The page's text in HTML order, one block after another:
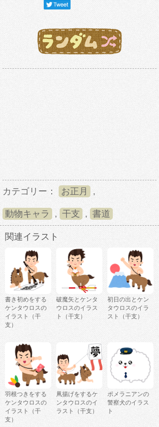
カテゴリー： お正月 ,
動物キャラ , 干支 , 書道
関連イラスト
書き初めをする
ケンタウロスの
イラスト（干
支）
破魔矢とケンタ
ウロスのイラス
ト（干支）
初日の出とケン
タウロスのイラ
スト（干支）
羽根つきをする
ケンタウロスの
イラスト（干
支）
凧揚げをするケ
ンタウロスのイ
ラスト（干支）
ポメラニアンの
警察犬のイラス
ト